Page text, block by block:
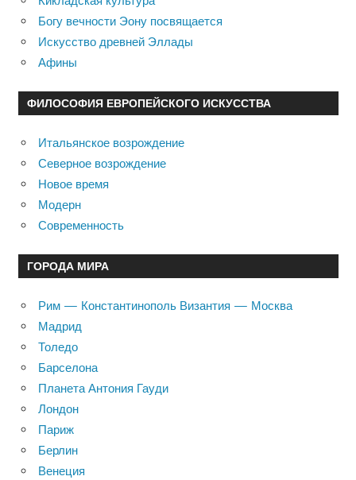
Богу вечности Эону посвящается
Искусство древней Эллады
Афины
ФИЛОСОФИЯ ЕВРОПЕЙСКОГО ИСКУССТВА
Итальянское возрождение
Северное возрождение
Новое время
Модерн
Современность
ГОРОДА МИРА
Рим — Константинополь Византия — Москва
Мадрид
Толедо
Барселона
Планета Антония Гауди
Лондон
Париж
Берлин
Венеция